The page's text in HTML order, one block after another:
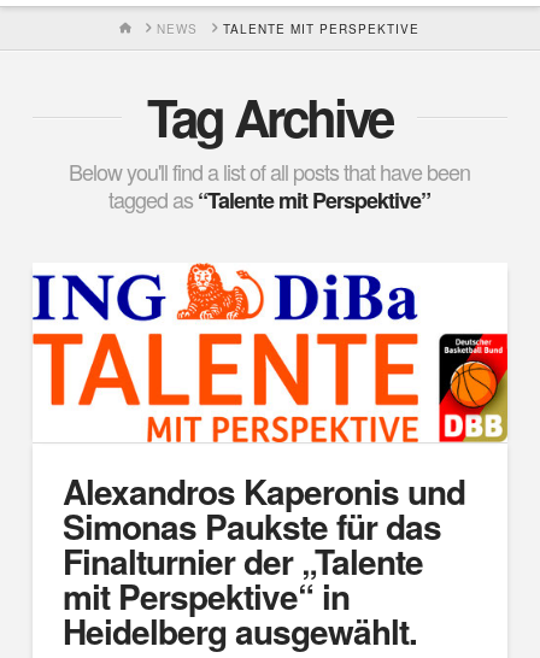
HOMENEWS TALENTE MIT PERSPEKTIVE
Tag Archive
Below you'll find a list of all posts that have been
tagged as“Talente mit Perspektive”
Alexandros Kaperonis und
Simonas Paukste für das
Finalturnier der „Talente
mit Perspektive“ in
Heidelberg ausgewählt.